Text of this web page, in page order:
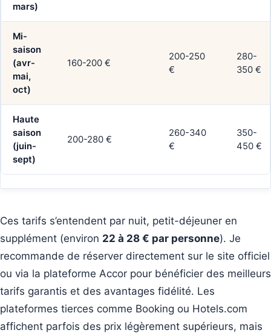
mars)
Mi-
saison
(avr-
mai,
oct)
160-200 €
200-250
€
280-
350 €
Haute
saison
(juin-
sept)
200-280 €
260-340
€
350-
450 €
Ces tarifs s’entendent par nuit, petit-déjeuner en
supplément (environ 22 à 28 € par personne). Je
recommande de réserver directement sur le site officiel
ou via la plateforme Accor pour bénéficier des meilleurs
tarifs garantis et des avantages fidélité. Les
plateformes tierces comme Booking ou Hotels.com
affichent parfois des prix légèrement supérieurs, mais